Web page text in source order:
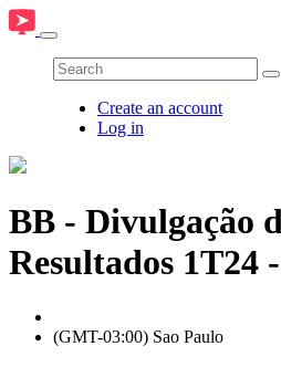
Create an account
Log in
BB - Divulgação
Resultados 1T24
(GMT-03:00) Sao Paulo